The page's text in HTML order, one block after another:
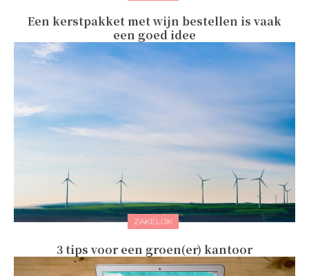
Een kerstpakket met wijn bestellen is vaak
een goed idee
ZAKELIJK
3 tips voor een groen(er) kantoor